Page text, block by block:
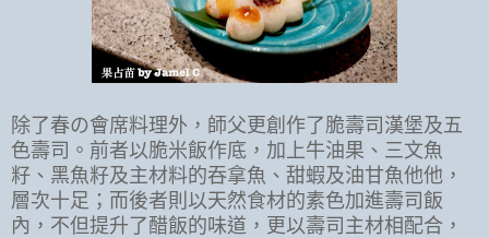
除了春の會席料理外，師父更創作了脆壽司漢堡及五
色壽司。前者以脆米飯作底，加上牛油果、三文魚
籽、黑魚籽及主材料的吞拿魚、甜蝦及油甘魚他他，
層次十足；而後者則以天然食材的素色加進壽司飯
內，不但提升了醋飯的味道，更以壽司主材相配合，